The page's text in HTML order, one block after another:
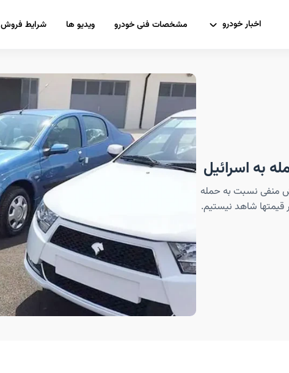
اخبار خودرو مشخصات فنی خودرو ویدیو ها شرایط فروش
به اسرائیل
منفی نسبت به حمله
قیمتها شاهد نیستیم.